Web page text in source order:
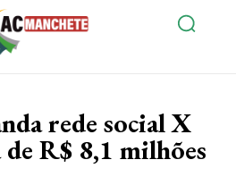
rede social X
R$ 8,1 milhões